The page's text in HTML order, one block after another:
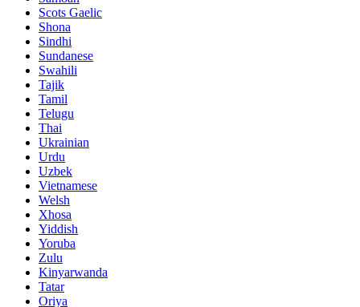
Scots Gaelic
Shona
Sindhi
Sundanese
Swahili
Tajik
Tamil
Telugu
Thai
Ukrainian
Urdu
Uzbek
Vietnamese
Welsh
Xhosa
Yiddish
Yoruba
Zulu
Kinyarwanda
Tatar
Oriya